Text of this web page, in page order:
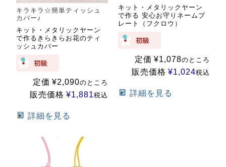
キラキラ☆簡単ティッシュ
カバー♪
キット・メタリックヤーン
で作るきらきらお花のティ
ッシュカバー
定価 ¥2,090のところ
販売価格 ¥1,881税込
詳細を見る
キット・メタリックヤーン
で作る 安心お守りネームプ
レート（フクロウ）
定価 ¥1,078のところ
販売価格 ¥1,024税込
詳細を見る